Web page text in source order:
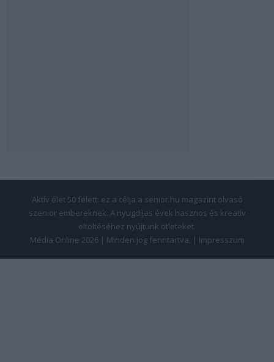
Aktív élet 50 felett: ez a célja a senior.hu magazint olvasó
szenior embereknek. A nyugdíjas évek hasznos és kreatív
eltöltéséhez nyújtunk ötleteket.
Média Online 2026 | Minden jog fenntartva. | Impresszum